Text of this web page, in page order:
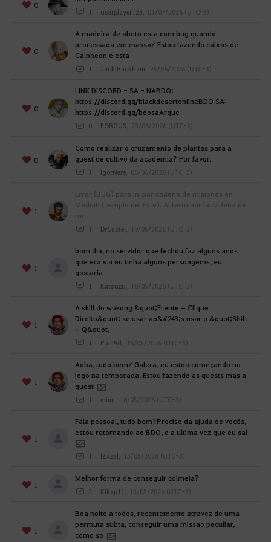
e
c
s
a
r
a
á
g
i
n
a
e
L
o
i
n
?
0
1 userplayer123 01/07/2026 (UTC-3)
0
A madeira de abeto esta com bug quando
processada em massa? Estou fazendo caixas de
Calpheon e esta
1 JacklRackham 25/06/2026 (UTC-3)
0
LINK DISCORD - SA - NABDO:
https://discord.gg/blackdesertonlineBDO SA:
https://discord.gg/bdosaArque
0 FORGUS 23/06/2026 (UTC-3)
0
Como realizar o cruzamento de plantas para a
quest de cultivo da academia? Por favor.
1 IgorNere 06/06/2026 (UTC-3)
1
Error (BUG) para iniciar cadena de misiones en
Mediah (Templo del Este). Al terminar la cadena de
mi
1 DrCastel 19/05/2026 (UTC-3)
1
bom dia, no servidor que fechou faz alguns anos
que era s.a eu tinha alguns persoagems, eu
gostaria
1 Katsuzu 18/05/2026 (UTC-3)
1
A skill do wukong &quot;Frente + Clique
Direito&quot; se usar ap&#243;s usar o &quot;Shift
+ Q&quot;
1 Pum9d 16/05/2026 (UTC-3)
1
Aoba, tudo bem? Galera, eu estou começando no
jogo na temporada. Estou fazendo as quests mas a
quest
1 mimj 16/05/2026 (UTC-3)
1
Fala pessoal, tudo bem?Preciso da ajuda de vocês,
estou retornando ao BDO, e a ultima vez que eu sai
1 lZazal 13/05/2026 (UTC-3)
1
Melhor forma de conseguir colmeia?
2 Kikxp11 13/05/2026 (UTC-3)
1
Boa noite a todos, recentemente atravez de uma
permuta subta, conseguir uma missao peculiar,
como so